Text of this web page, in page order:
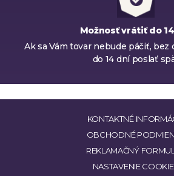
Možnosť vrátiť do
Ak sa Vám tovar nebude páčiť, bez
do 14 dní poslať
KONTAKTNÉ
OBCHODNÉ
REKLAMAČNÝ
NASTAVENIE